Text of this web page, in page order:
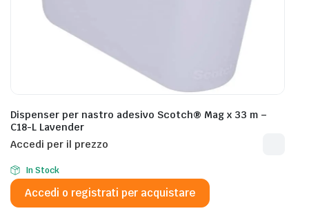
Dispenser per nastro adesivo Scotch® Mag x 33 m –
C18-L Lavender
Accedi per il prezzo
In Stock
Accedi o registrati per acquistare